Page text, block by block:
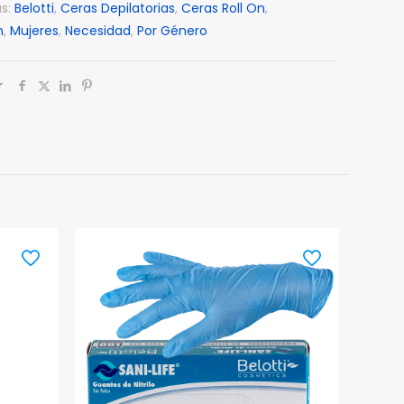
Belotti, Ceras Depilatorias, Ceras Roll On,
, Mujeres, Necesidad, Por Género